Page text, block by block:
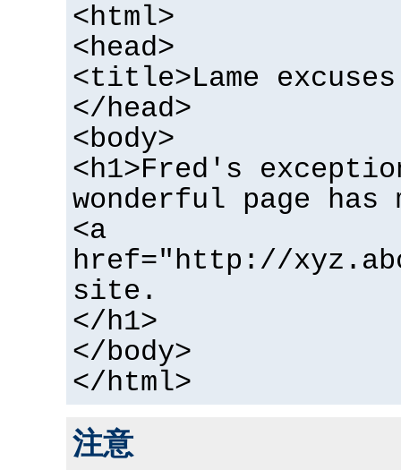
<html>
<head>
<title>Lame
</head>
<body>
<h1>Fred's
wonderful page has
<a
href="http://
site.
</h1>
</body>
</html>
注意